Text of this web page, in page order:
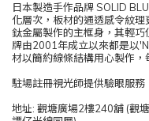
日本製造手作品牌 SOLID
化層次，板材的通透感令紋
鈦金屬製作的主框身，其輕
牌由2001年成立以來都是以
材以簡約線條結構用心製作，
駐場註冊視光師提供驗眼服務
地址: 觀塘廣場2樓240舖 (觀